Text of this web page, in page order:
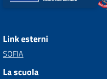
Link esterni
SOFIA
La scuola